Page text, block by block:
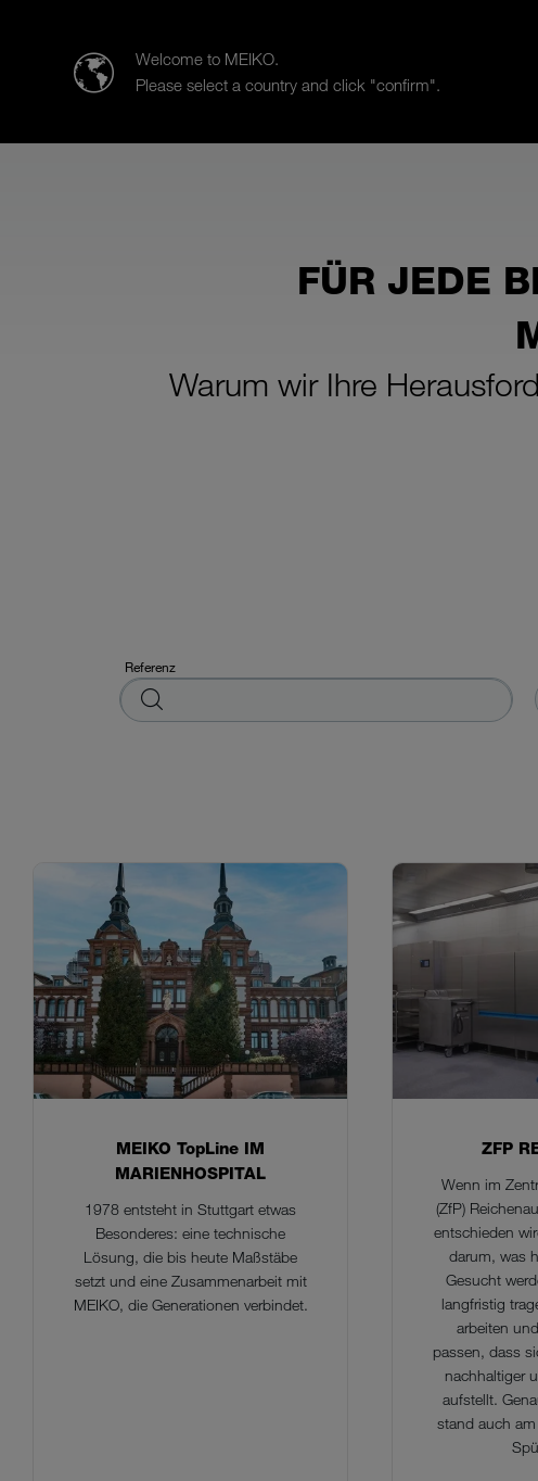
Welcome to MEIKO.
Please select a country and click "confirm".
FÜR JEDE
Warum wir Ihre
Referenz
MEIKO TopLine IM
MARIENHOSPITAL
1978 entsteht in Stuttgart etwas
Besonderes: eine technische
Lösung, die bis heute Maßstäbe
setzt und eine Zusammenarbeit mit
MEIKO, die Generationen verbindet.
ZFP
Wenn im
(ZfP)
entschieden
darum, was
Gesucht
langfristig
arbeiten
passen, dass
nachhaltiger
aufstellt.
stand auch